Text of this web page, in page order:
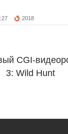
2018
CGI-
3: Wild Hunt